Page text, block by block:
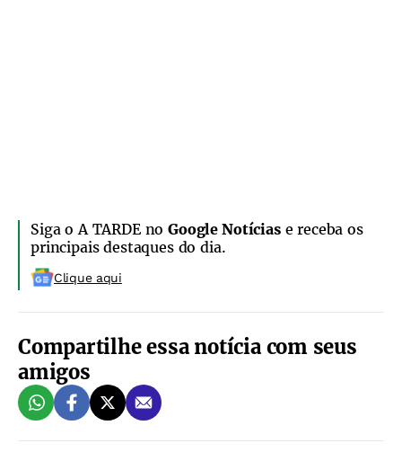
Siga o A TARDE noGoogle Notíciase receba os
principais destaques do dia.
Clique aqui
Compartilhe essa notícia com seus
amigos